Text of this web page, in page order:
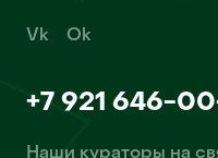
Vk Ok
+7 921 646-
Наши кураторы на